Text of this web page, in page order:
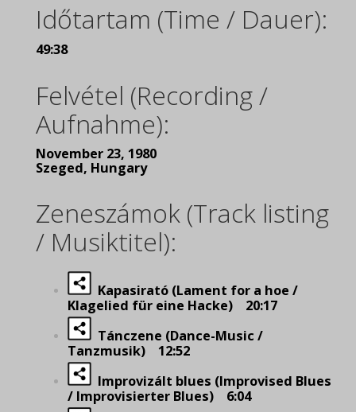
Időtartam (Time / Dauer):
49:38
Felvétel (Recording /
Aufnahme):
November 23, 1980
Szeged, Hungary
Zeneszámok (Track listing
/ Musiktitel):
Kapasirató (Lament for a hoe /
Klagelied für eine Hacke) 20:17
Tánczene (Dance-Music /
Tanzmusik) 12:52
Improvizált blues (Improvised Blues
/ Improvisierter Blues) 6:04